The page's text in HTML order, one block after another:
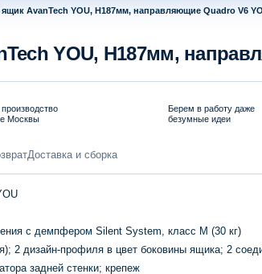
AvanTech YOU, H187мм, направляющие Quadro V6
YOU, H187мм,
Москвы
Берем в работу даже
безумные идеи
Доставка и сборка
с демпфером Silent System, класс M (30 кг)
2 дизайн-профиля в цвет боковины ящика; 2
задней стенки; крепеж